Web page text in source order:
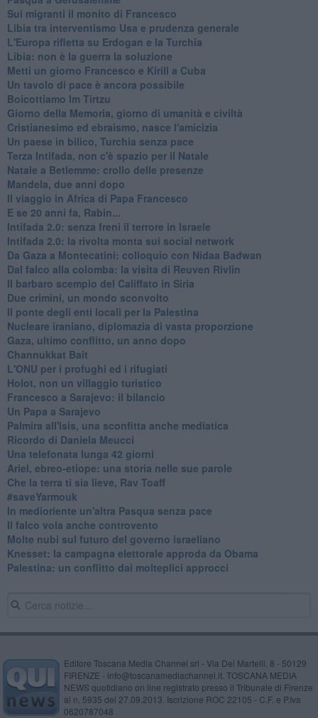
Sui migranti il monito di Francesco
Libia tra interventismo Usa e prudenza generale
L'Europa rifletta su Erdogan e la Turchia
Libia: non è la guerra la soluzione
Metti un giorno Francesco e Kirill a Cuba
Un tavolo di pace è ancora possibile
Boicottiamo Im Tirtzu
Giorno della Memoria, giorno di umanità e civiltà
Cristianesimo ed ebraismo, nasce l'amicizia
Un paese in bilico, Turchia senza pace
Terza Intifada, non c'è spazio per il Natale
Natale a Betlemme: crollo delle presenze
Mandela, due anni dopo
Il viaggio in Africa di Papa Francesco
E se 20 anni fa, Rabin...
Intifada 2.0: senza freni il terrore in Israele
Intifada 2.0: la rivolta monta sui social network
Da Gaza a Montecatini: colloquio con Nidaa Badwan
Dal falco alla colomba: la visita di Reuven Rivlin
Il barbaro scempio del Califfato in Siria
Due crimini, un mondo sconvolto
Il ponte degli enti locali per la Palestina
Nucleare iraniano, diplomazia di vasta proporzione
Gaza, ultimo conflitto, un anno dopo
Channukkat Bait
L'ONU per i profughi ed i rifugiati
Holot, non un villaggio turistico
Francesco a Sarajevo: il bilancio
Un Papa a Sarajevo
Palmira all'Isis, una sconfitta anche mediatica
Ricordo di Daniela Meucci
​Una telefonata lunga 42 giorni
​Ariel, ebreo-etiope: una storia nelle sue parole
Che la terra ti sia lieve, Rav Toaff
​#saveYarmouk
​In medioriente un'altra Pasqua senza pace
​Il falco vola anche controvento
Molte nubi sul futuro del governo israeliano
Knesset: la campagna elettorale approda da Obama
Palestina: un conflitto dai molteplici approcci
Editore Toscana Media Channel srl - Via Dei Martelli, 8 - 50129
FIRENZE - info@toscanamediachannel.it. TOSCANA MEDIA
NEWS quotidiano on line registrato presso il Tribunale di Firenze
al n. 5935 del 27.09.2013. Iscrizione ROC 22105 - C.F. e P.Iva
0620787048